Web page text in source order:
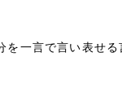
を一言で言い表せ